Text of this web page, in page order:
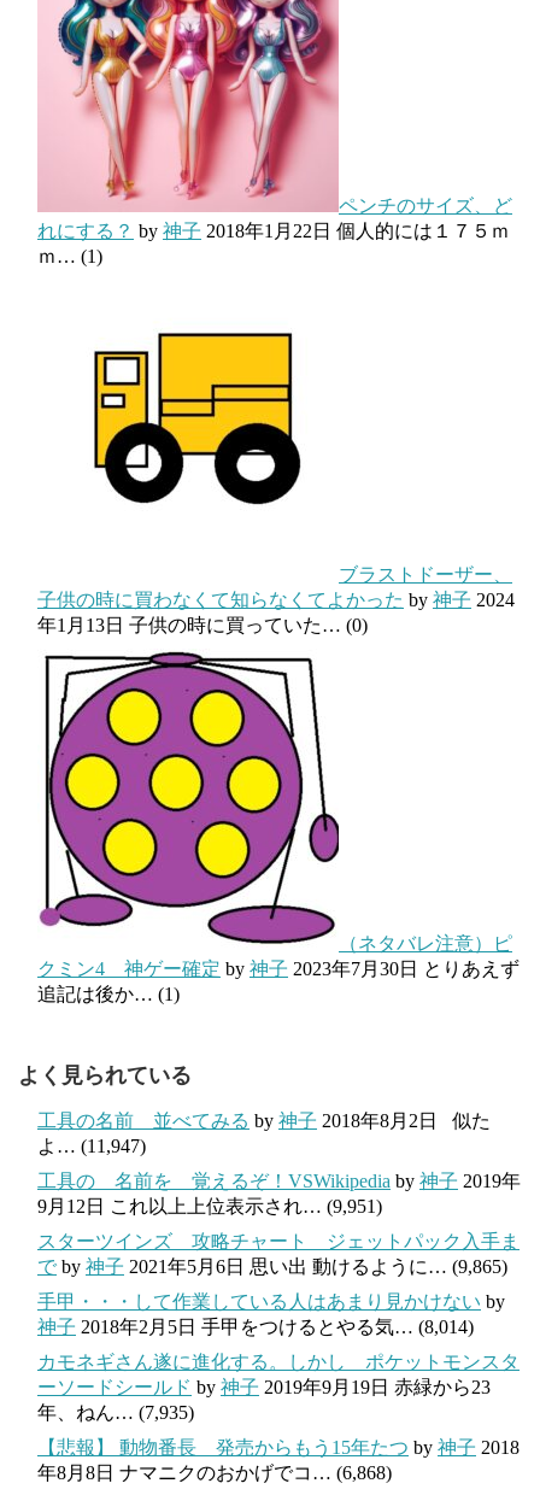
ペンチのサイズ、ど
れにする？ by 神子 2018年1月22日 個人的には１７５ｍ
ｍ… (1)
ブラストドーザー、
子供の時に買わなくて知らなくてよかった by 神子 2024
年1月13日 子供の時に買っていた… (0)
（ネタバレ注意）ピ
クミン4 神ゲー確定 by 神子 2023年7月30日 とりあえず
追記は後か… (1)
よく見られている
工具の名前 並べてみる by 神子 2018年8月2日
似た
よ… (11,947)
工具の 名前を 覚えるぞ！VSWikipedia by 神子 2019年
9月12日 これ以上上位表示され… (9,951)
スターツインズ 攻略チャート ジェットパック入手ま
で by 神子 2021年5月6日 思い出 動けるように… (9,865)
手甲・・・して作業している人はあまり見かけない by
神子 2018年2月5日 手甲をつけるとやる気… (8,014)
カモネギさん遂に進化する。しかし ポケットモンスタ
ーソードシールド by 神子 2019年9月19日 赤緑から23
年、ねん… (7,935)
【悲報】 動物番長 発売からもう15年たつ by 神子 2018
年8月8日 ナマニクのおかげでコ… (6,868)